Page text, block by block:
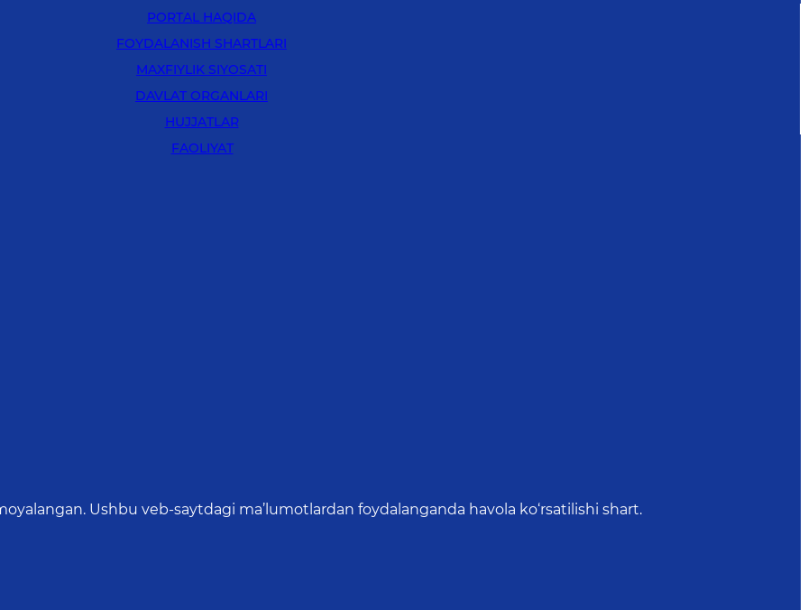
PORTAL HAQIDA
FOYDALANISH SHARTLARI
MAXFIYLIK SIYOSATI
DAVLAT ORGANLARI
HUJJATLAR
FAOLIYAT
Ushbu veb-saytdagi ma’lumotlardan foydalanganda havola ko‘rsatilishi shart.